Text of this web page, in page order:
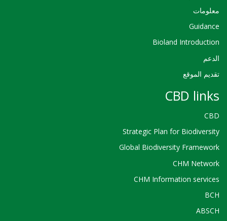
معلومات
Guidance
Bioland Introduction
الدعم
تقديم الموقع
CBD links
CBD
Strategic Plan for Biodiversity
Global Biodiversity Framework
CHM Network
CHM Information services
BCH
ABSCH